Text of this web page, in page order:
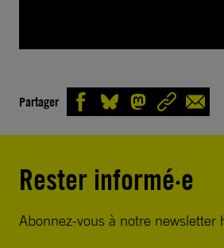
Partager
Rester informé·e
Abonnez-vous à notre newsletter